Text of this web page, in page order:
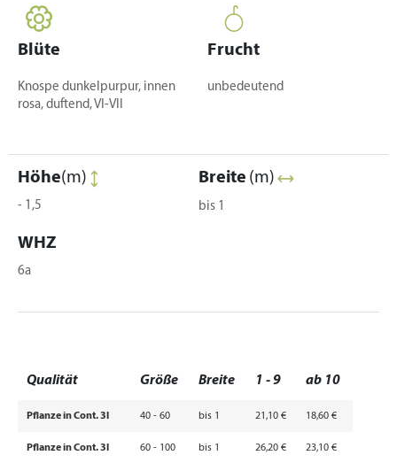
Blüte
Knospe dunkelpurpur, innen
rosa, duftend, VI-VII
Frucht
unbedeutend
Höhe(m)
- 1,5
Breite (m)
bis 1
WHZ
6a
Qualität Größe Breite 1 - 9 ab 10
Pflanze in Cont. 3l 40 - 60 bis 1 21,10 € 18,60 €
Pflanze in Cont. 3l 60 - 100 bis 1 26,20 € 23,10 €